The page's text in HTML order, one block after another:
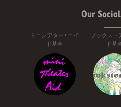
Our
ミニシアター・エイ
ド基金
ブックスト
ド基